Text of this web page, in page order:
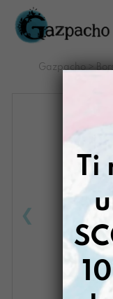
Salta
contenuto
Gazpacho >
Ti